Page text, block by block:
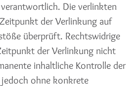
Die verlinkten
der Verlinkung auf
überprüft. Rechtswidrige
der Verlinkung nicht
inhaltliche Kontrolle der
ohne konkrete